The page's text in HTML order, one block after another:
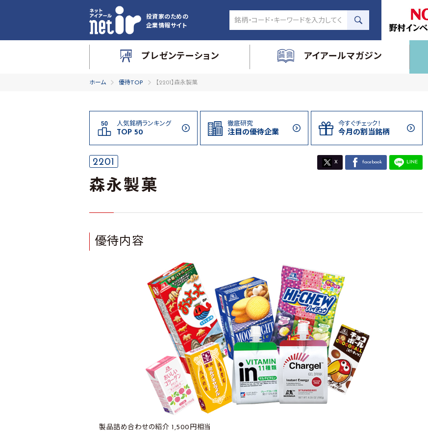
投資家のための
企業情報サイト
プレゼンテーション アイアールマガジン
ホーム 優待TOP 【2201】森永製菓
人気銘柄ランキング
TOP 50
徹底研究
注目の優待企業
今すぐチェック！
今月の割当銘柄
2201 X facebook LINE
森永製菓
優待内容
製品詰め合わせの紹介 1,500円相当